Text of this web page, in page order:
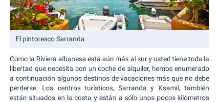
El pintoresco Sarranda
Como la Riviera albanesa está aún más al sur y usted tiene toda la
libertad que necesita con un coche de alquiler, hemos enumerado
a continuación algunos destinos de vacaciones más que no debe
perderse. Los centros turísticos, Sarranda y Ksamil, también
están situados en la costa y están a sólo unos pocos kilómetros